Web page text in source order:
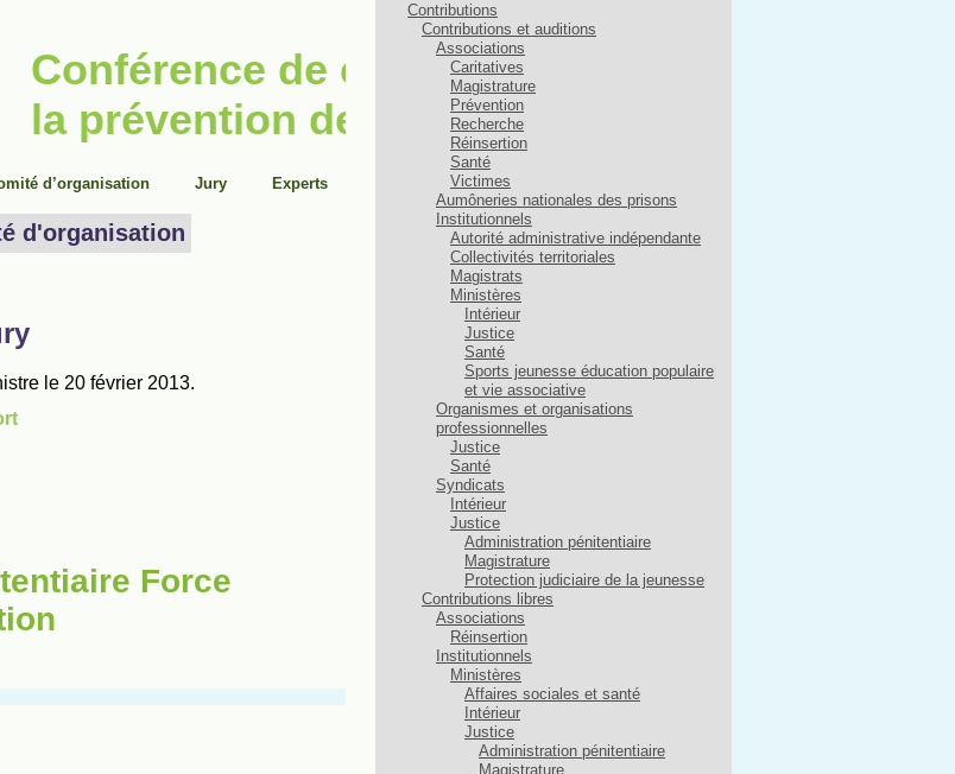
Force
Contributions
Contributions et auditions
Associations
Caritatives
Magistrature
Prévention
Recherche
Réinsertion
Santé
Victimes
Aumôneries nationales des prisons
Institutionnels
Autorité administrative indépendante
Collectivités territoriales
Magistrats
Ministères
Intérieur
Justice
Santé
Sports jeunesse éducation populaire
et vie associative
Organismes et organisations
professionnelles
Justice
Santé
Syndicats
Intérieur
Justice
Administration pénitentiaire
Magistrature
Protection judiciaire de la jeunesse
Contributions libres
Associations
Réinsertion
Institutionnels
Ministères
Affaires sociales et santé
Intérieur
Justice
Administration pénitentiaire
Magistrature